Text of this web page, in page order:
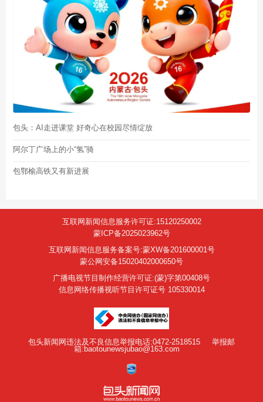
包头：AI走进课堂 好奇心在校园尽情绽放
阿尔丁广场上的小“氢”骑
包鄂榆高铁又有新进展
互联网新闻信息服务许可证:15120250002
蒙ICP备2025023962号
互联网新闻信息服务备案号:蒙XW备201600001号
蒙公网安备15020402000650号
广播电视节目制作经营许可证:(蒙)字第00408号
信息网络传播视听节目许可证号 105330014
包头新闻网违法及不良信息举报电话:0472-2518515
举报邮
箱:baotounewsjubao@163.com